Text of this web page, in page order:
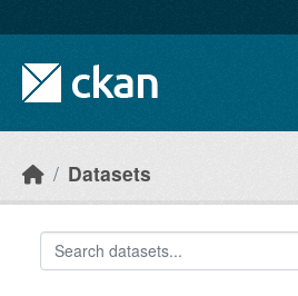
Datasets